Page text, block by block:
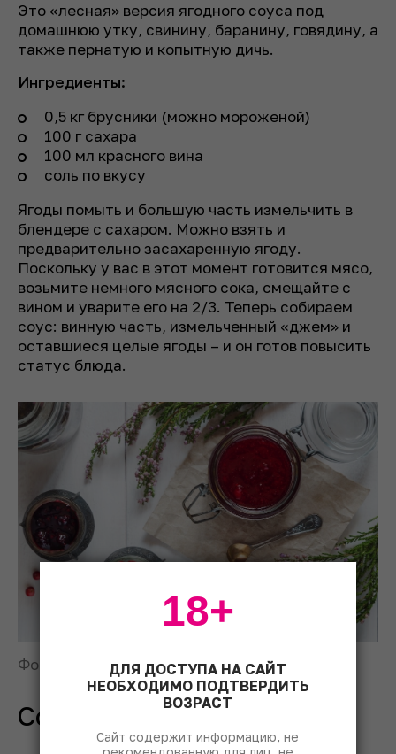
Это «лесная» версия ягодного соуса под
домашнюю утку, свинину, баранину, говядину, а
также пернатую и копытную дичь.
Ингредиенты:
0,5 кг брусники (можно мороженой)
100 г сахара
100 мл красного вина
соль по вкусу
Ягоды помыть и большую часть измельчить в
блендере с сахаром. Можно взять и
предварительно засахаренную ягоду.
Поскольку у вас в этот момент готовится мясо,
возьмите немного мясного сока, смещайте с
вином и уварите его на 2/3. Теперь собираем
соус: винную часть, измельченный «джем» и
оставшиеся целые ягоды – и он готов повысить
статус блюда.
Фото: © Elena Leya/Unsplash
Соусы-маринады
ДЛЯ ДОСТУПА НА САЙТ
НЕОБХОДИМО ПОДТВЕРДИТЬ
ВОЗРАСТ
Сайт содержит информацию, не
18+